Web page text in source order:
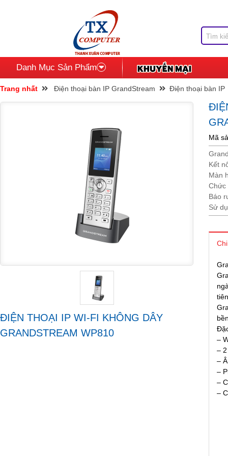
Danh Mục Sản Phẩm
Trang nhất Điện thoại bàn IP GrandStream Điện thoại bàn IP
ĐIỆN THOẠI IP WI-FI KHÔNG DÂY
GRANDSTREAM WP810
Mã
Kết
Màn
Chức
Báo
Sử
–
–
–
–
–
–